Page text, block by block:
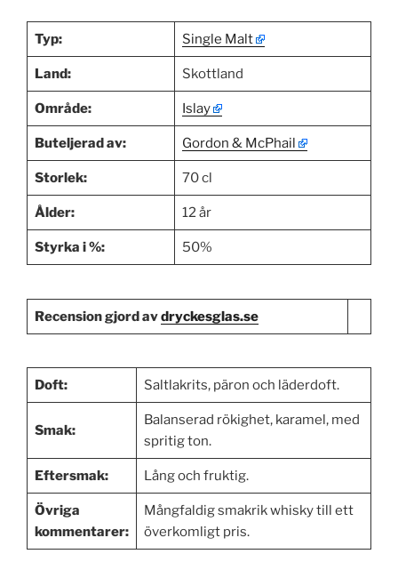
Typ: Single Malt
Land: Skottland
Område: Islay
Buteljerad av: Gordon & McPhail
Storlek: 70 cl
Ålder: 12 år
Styrka i %: 50%
Recension gjord avdryckesglas.se
Doft: Saltlakrits, päron och läderdoft.
Smak:
Balanserad rökighet, karamel, med
spritig ton.
Eftersmak: Lång och fruktig.
Övriga
kommentarer:
Mångfaldig smakrik whisky till ett
överkomligt pris.